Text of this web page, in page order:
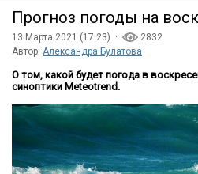
Прогноз погоды на
13 Марта 2021 (17:23) ·
2832
Автор: Александра Булатова
О том, какой будет погода в
синоптики Meteotrend.